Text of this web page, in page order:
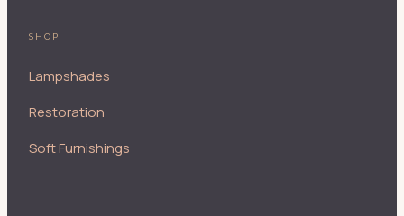
SHOP
Lampshades
Restoration
Soft Furnishings